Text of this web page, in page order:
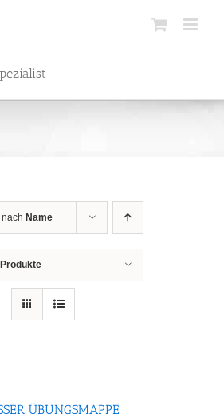
Name
ÜBUNGS­MAPPE